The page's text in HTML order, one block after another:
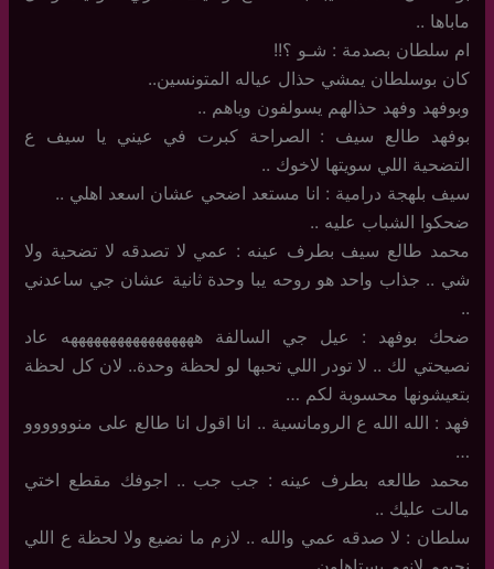
ماباها ..
ام سلطان بصدمة : شـو ؟!!
كان بوسلطان يمشي حذال عياله المتونسين..
وبوفهد وفهد حذالهم يسولفون وياهم ..
بوفهد طالع سيف : الصراحة كبرت في عيني يا سيف ع
التضحية اللي سويتها لاخوك ..
سيف بلهجة درامية : انا مستعد اضحي عشان اسعد اهلي ..
ضحكوا الشباب عليه ..
محمد طالع سيف بطرف عينه : عمي لا تصدقه لا تضحية ولا
شي .. جذاب واحد هو روحه يبا وحدة ثانية عشان جي ساعدني
..
ضحك بوفهد : عيل جي السالفة هههههههههههههههههه عاد
نصيحتي لك .. لا تودر اللي تحبها لو لحظة وحدة.. لان كل لحظة
بتعيشونها محسوبة لكم …
فهد : الله الله ع الرومانسية .. انا اقول انا طالع على منوووووو
…
محمد طالعه بطرف عينه : جب جب .. اجوفك مقطع اختي
مالت عليك ..
سلطان : لا صدقه عمي والله .. لازم ما نضيع ولا لحظة ع اللي